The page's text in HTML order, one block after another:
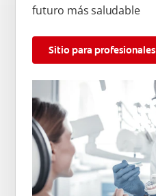
futuro más saludable
Sitio para profesionales